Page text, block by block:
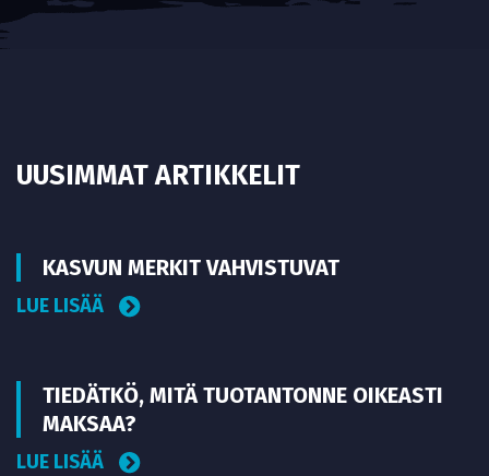
UUSIMMAT ARTIKKELIT
KASVUN MERKIT VAHVISTUVAT
LUE LISÄÄ
TIEDÄTKÖ, MITÄ TUOTANTONNE OIKEASTI
MAKSAA?
LUE LISÄÄ